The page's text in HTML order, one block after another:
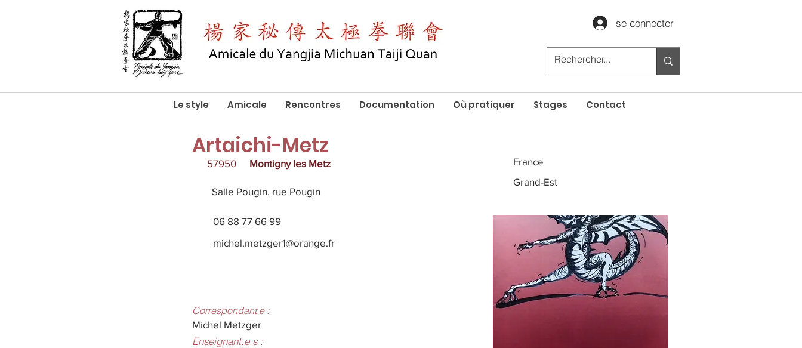
se connecter
Le style Amicale Rencontres Documentation Où pratiquer Stages Contact
Artaichi-Metz
57950 Montigny les Metz
Salle Pougin, rue Pougin
France
Grand-Est
06 88 77 66 99
michel.metzger1@orange.fr
Correspondant.e :
Michel Metzger
Enseignant.e.s :